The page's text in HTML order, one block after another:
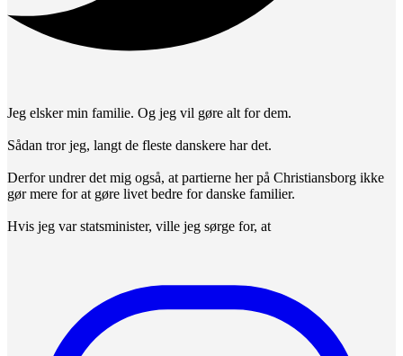
Jeg elsker min familie. Og jeg vil gøre alt for dem.
Sådan tror jeg, langt de fleste danskere har det.
Derfor undrer det mig også, at partierne her på Christiansborg ikke
gør mere for at gøre livet bedre for danske familier.
Hvis jeg var statsminister, ville jeg sørge for, at